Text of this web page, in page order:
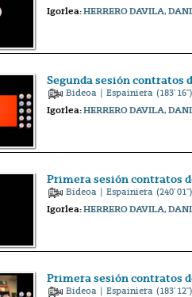
Igorlea:HERRERO DAVILA,
Segunda sesión contratos
Bideoa | Espainiera (183'
Igorlea:HERRERO DAVILA,
Primera sesión contratos
Bideoa | Espainiera (240'
Igorlea:HERRERO DAVILA,
Primera sesión contratos
Bideoa | Espainiera (183'